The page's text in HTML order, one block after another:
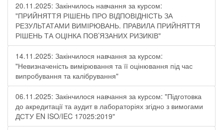
20.11.2025: Закінчилось навчання за курсом:
"ПРИЙНЯТТЯ РІШЕНЬ ПРО ВІДПОВІДНІСТЬ ЗА
РЕЗУЛЬТАТАМИ ВИМІРЮВАНЬ. ПРАВИЛА ПРИЙНЯТТЯ
РІШЕНЬ ТА ОЦІНКА ПОВ’ЯЗАНИХ РИЗИКІВ"
14.11.2025: Закінчилося навчання за курсом:
"Невизначеність вимірювання та її оцінювання під час
випробування та калібрування"
06.11.2025: Закінчилося навчання за курсом: "Підготовка
до акредитації та аудит в лабораторіях згідно з вимогами
ДСТУ EN ISO/IEC 17025:2019"